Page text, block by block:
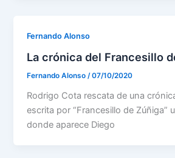
Fernando Alonso
La crónica del Francesillo
Fernando Alonso/07/10/2020
Rodrigo Cota rescata de una
escrita por “Francesillo de Zúñiga”
donde aparece Diego